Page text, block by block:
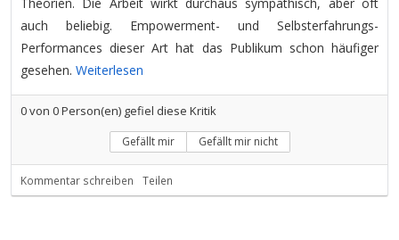
auch beliebig. Empowerment- und Selbsterfahrungs-
Performances dieser Art hat das Publikum schon häufiger
gesehen. Weiterlesen
0von 0Person(en) gefiel diese Kritik
Gefällt mir Gefällt mir nicht
Kommentar schreiben Teilen